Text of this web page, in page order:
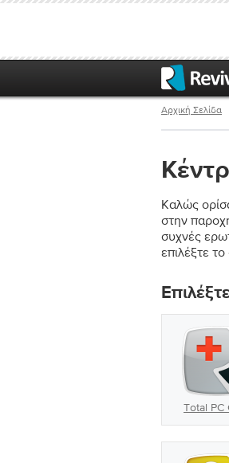
Αρχική Σελίδα
Καλώς
στην
συχνές
επιλέξτε
Total PC